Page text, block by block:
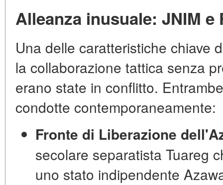
Alleanza inusuale: JNIM
Una delle caratteristiche chiave
la collaborazione tattica senza
erano state in conflitto.
condotte contemporaneamente:
Fronte di Liberazione
secolare separatista Tuareg
uno stato indipendente